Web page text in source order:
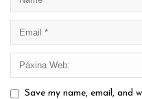
Save my name, email, and